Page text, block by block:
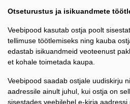
Otseturustus ja isikuandmete
Veebipood kasutab ostja poolt
tellimuse töötlemiseks ning kauba
edastab isikuandmeid veoteenust
et kohale toimetada kaupa.
Veebipood saadab ostjale uudiskirju
aadressile ainult juhul, kui ostja on
sisestades veebilehel e-kirja